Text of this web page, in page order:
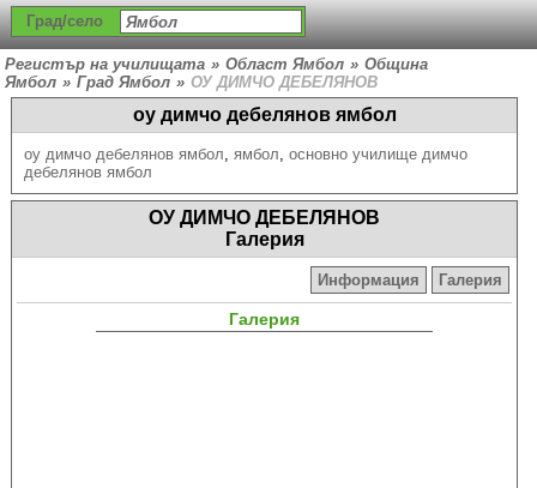
Град/село
Регистър на училищата » Област Ямбол » Община
Ямбол » Град Ямбол » ОУ ДИМЧО ДЕБЕЛЯНОВ
оу димчо дебелянов ямбол
оу димчо дебелянов ямбол, ямбол, основно училище димчо
дебелянов ямбол
ОУ ДИМЧО ДЕБЕЛЯНОВ
Галерия
Информация Галерия
Галерия